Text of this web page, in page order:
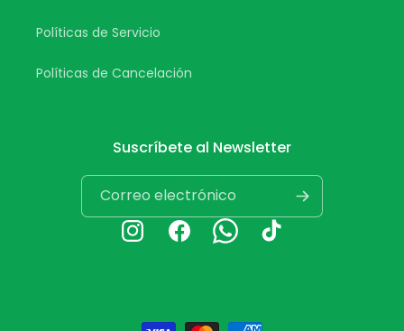
Políticas de Servicio
Políticas de Cancelación
Suscríbete al Newsletter
Correo electrónico
InstagramFacebookWhatsappTikTok
Formas